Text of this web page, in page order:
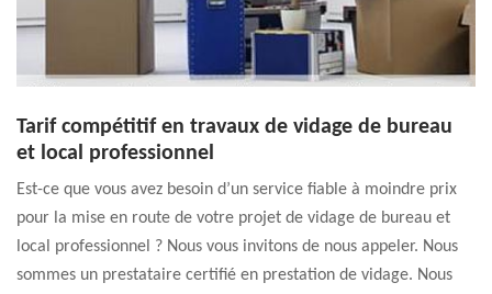
Tarif compétitif en travaux de vidage de bureau
et local professionnel
Est-ce que vous avez besoin d’un service fiable à moindre prix
pour la mise en route de votre projet de vidage de bureau et
local professionnel ? Nous vous invitons de nous appeler. Nous
sommes un prestataire certifié en prestation de vidage. Nous